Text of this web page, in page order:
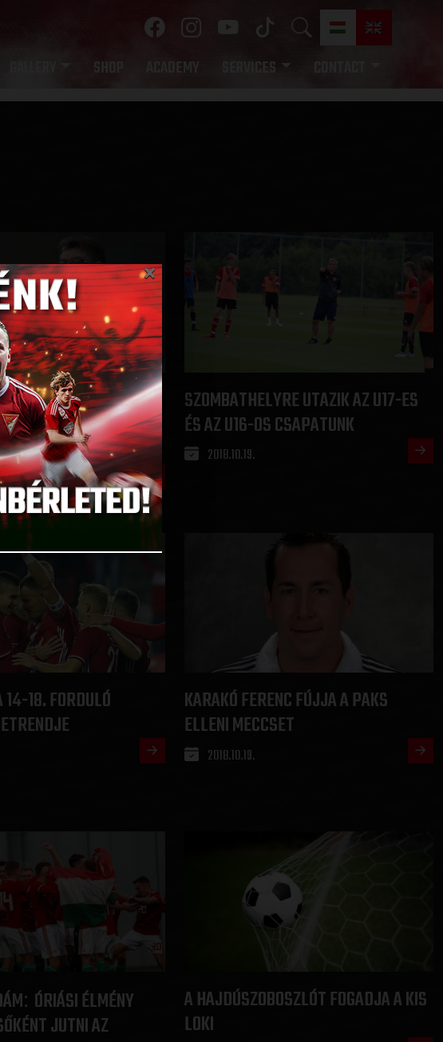
SHOP ACADEMY SERVICES
:MINDENT
HOGY SIKERESEK
SZOMBATHELYRE UTAZIK AZ U17-ES
ÉS AZ U16-OS CSAPATUNK
2018.10.19.
18. FORDULÓ
KARAKÓ FERENC FÚJJA A PAKS
ELLENI MECCSET
2018.10.19.
: ÓRIÁSI ÉLMÉNY
JUTNI AZ
A HAJDÚSZOBOSZLÓT FOGADJA A KIS
LOKI
×